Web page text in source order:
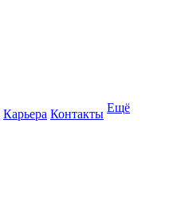
Карьера Контакты Ещё